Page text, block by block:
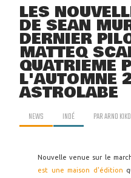
LES
DE SEAN
DERNIER
MATTEO
QUATRIÈME
L'AUTOMNE
ASTROLABE
NEWS INDÉ PARARNO
Nouvelle venue sur le
est une maison d'édition